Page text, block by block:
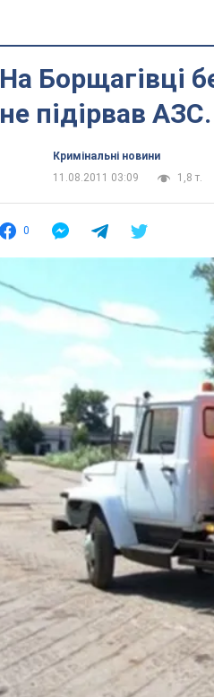
На Борщагівці
не підірвав
Кримінальні новини
11.08.2011 03:09
1,8 т.
0